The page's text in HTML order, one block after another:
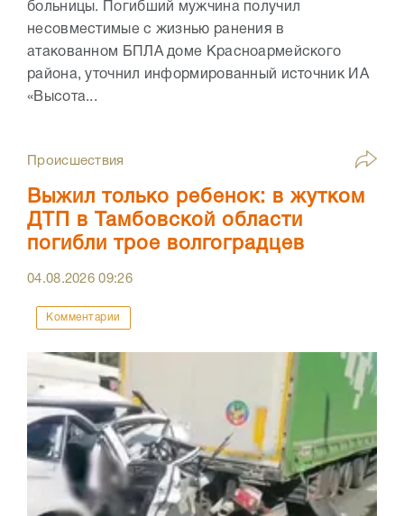
больницы. Погибший мужчина получил
несовместимые с жизнью ранения в
атакованном БПЛА доме Красноармейского
района, уточнил информированный источник ИА
«Высота...
Происшествия
Выжил только ребенок: в жутком
ДТП в Тамбовской области
погибли трое волгоградцев
04.08.202609:26
Комментарии